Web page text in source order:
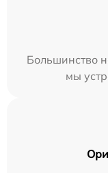
Большинство
мы